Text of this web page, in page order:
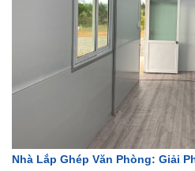
Nhà Lắp Ghép Văn Phòng: Giải